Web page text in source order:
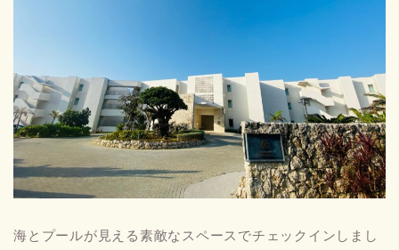
海とプールが見える素敵なスペースでチェックインしまし